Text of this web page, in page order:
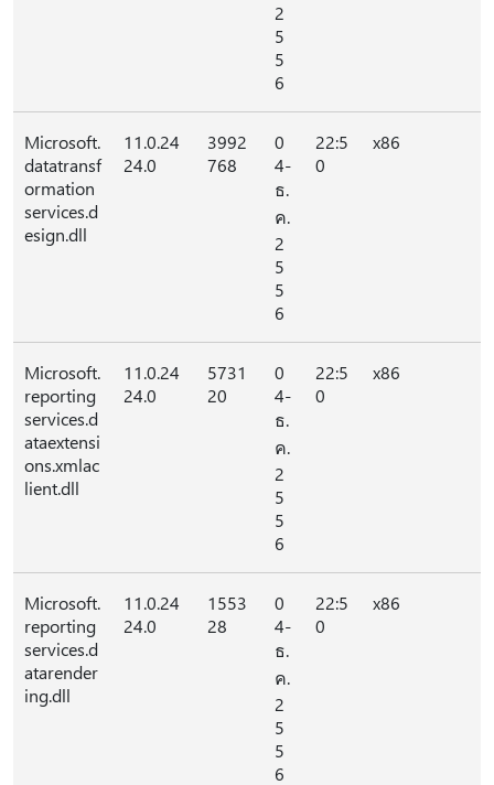
2
5
5
6
Microsoft.
datatransf
ormation
services.d
esign.dll
11.0.24
24.0
3992
768
0
4-
ธ.
ค.
2
5
5
6
22:5
0
x86
Microsoft.
reporting
services.d
ataextensi
ons.xmlac
lient.dll
11.0.24
24.0
5731
20
0
4-
ธ.
ค.
2
5
5
6
22:5
0
x86
Microsoft.
reporting
services.d
atarender
ing.dll
11.0.24
24.0
1553
28
0
4-
ธ.
ค.
2
5
5
6
22:5
0
x86